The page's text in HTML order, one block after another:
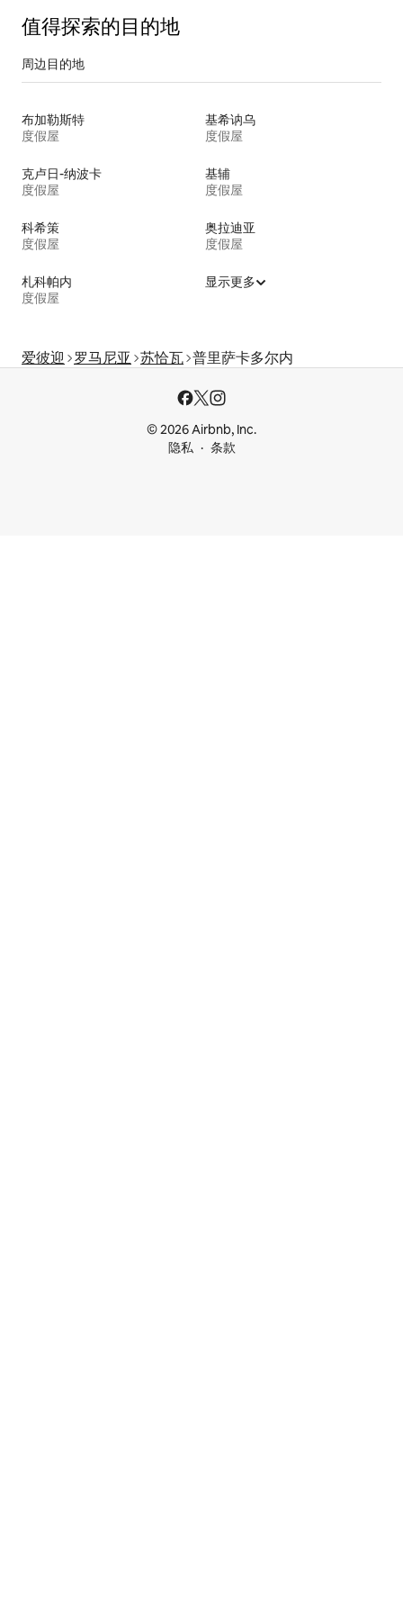
值得探索的目的地
周边目的地
布加勒斯特
度假屋
基希讷乌
度假屋
克卢日-纳波卡
度假屋
基辅
度假屋
科希策
度假屋
奥拉迪亚
度假屋
札科帕内
度假屋
显示更多
爱彼迎 罗马尼亚 苏恰瓦 普里萨卡多尔内
© 2026 Airbnb, Inc.
隐私
条款